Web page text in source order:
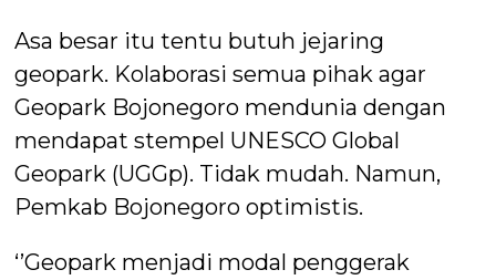
Asa besar itu tentu butuh jejaring
geopark. Kolaborasi semua pihak agar
Geopark Bojonegoro mendunia dengan
mendapat stempel UNESCO Global
Geopark (UGGp). Tidak mudah. Namun,
Pemkab Bojonegoro optimistis.
‘’Geopark menjadi modal penggerak